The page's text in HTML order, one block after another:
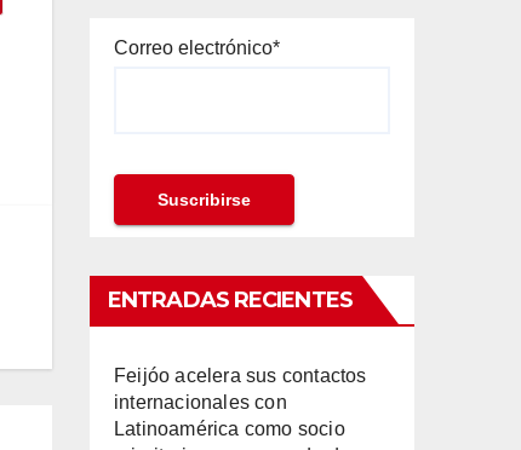
Correo electrónico*
ENTRADAS RECIENTES
Feijóo acelera sus contactos
internacionales con
Latinoamérica como socio